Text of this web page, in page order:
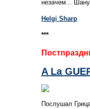
незачем...
Helgi Sharp
***
A La
Послушал